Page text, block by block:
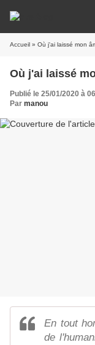
Accueil » Où j'ai laissé mon
Où j'ai laissé
Publié le 25/01/2020 à
Par manou
En tout
de